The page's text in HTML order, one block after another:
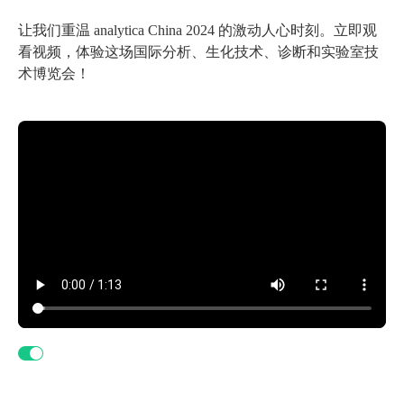
让我们重温 analytica China 2024 的激动人心时刻。立即观
看视频，体验这场国际分析、生化技术、诊断和实验室技
术博览会！